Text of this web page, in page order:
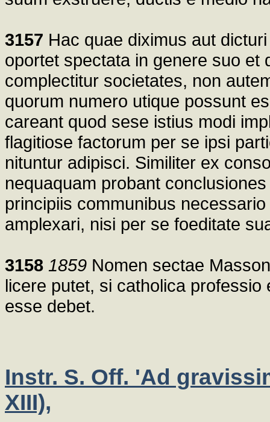
3157 Hac quae diximus aut
oportet spectata in genere suo et
complectitur societates, non
quorum numero utique possunt
careant quod sese istius modi
flagitiose factorum per se ipsi
nituntur adipisci. Similiter ex
nequaquam probant
principiis communibus
amplexari, nisi per se foeditate
3158 1859 Nomen sectae
licere putet, si catholica
esse debet.
Instr. S. Off. 'Ad
XIII),